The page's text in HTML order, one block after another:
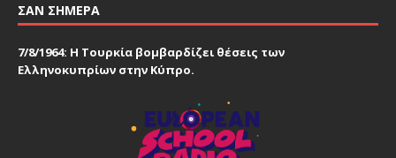
ΣΑΝ ΣΉΜΕΡΑ
7/8/1964: Η Τουρκία βομβαρδίζει θέσεις των
Ελληνοκυπρίων στην Κύπρο.